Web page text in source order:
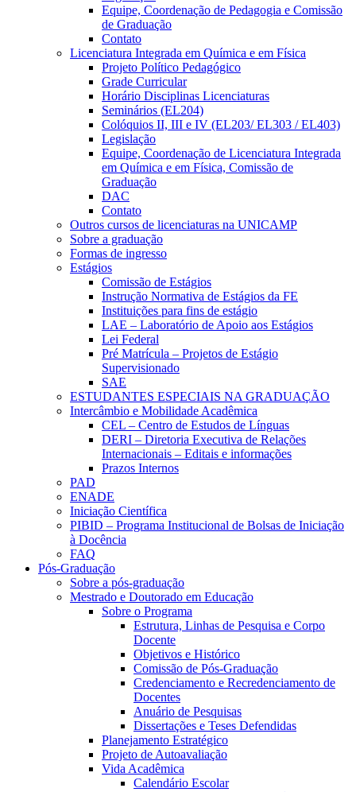
Equipe, Coordenação de Pedagogia e Comissão
de Graduação
Contato
Licenciatura Integrada em Química e em Física
Projeto Político Pedagógico
Grade Curricular
Horário Disciplinas Licenciaturas
Seminários (EL204)
Colóquios II, III e IV (EL203/ EL303 / EL403)
Legislação
Equipe, Coordenação de Licenciatura Integrada
em Química e em Física, Comissão de
Graduação
DAC
Contato
Outros cursos de licenciaturas na UNICAMP
Sobre a graduação
Formas de ingresso
Estágios
Comissão de Estágios
Instrução Normativa de Estágios da FE
Instituições para fins de estágio
LAE – Laboratório de Apoio aos Estágios
Lei Federal
Pré Matrícula – Projetos de Estágio
Supervisionado
SAE
ESTUDANTES ESPECIAIS NA GRADUAÇÃO
Intercâmbio e Mobilidade Acadêmica
CEL – Centro de Estudos de Línguas
DERI – Diretoria Executiva de Relações
Internacionais – Editais e informações
Prazos Internos
PAD
ENADE
Iniciação Científica
PIBID – Programa Institucional de Bolsas de Iniciação
à Docência
FAQ
Pós-Graduação
Sobre a pós-graduação
Mestrado e Doutorado em Educação
Sobre o Programa
Estrutura, Linhas de Pesquisa e Corpo
Docente
Objetivos e Histórico
Comissão de Pós-Graduação
Credenciamento e Recredenciamento de
Docentes
Anuário de Pesquisas
Dissertações e Teses Defendidas
Planejamento Estratégico
Projeto de Autoavaliação
Vida Acadêmica
Calendário Escolar